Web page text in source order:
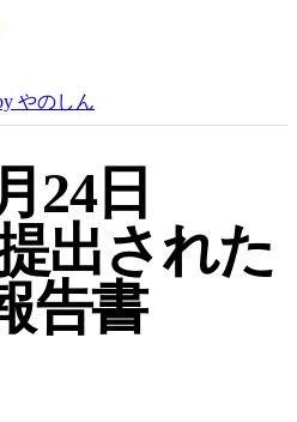
やのしん
24日
出された
告書